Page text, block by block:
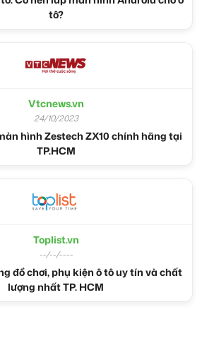
tô?
Vtcnews.vn
24/10/2023
hình Zestech ZX10 chính hãng tại
TP.HCM
Toplist.vn
--/--/----
đồ chơi, phụ kiện ô tô uy tín và chất
lượng nhất TP. HCM